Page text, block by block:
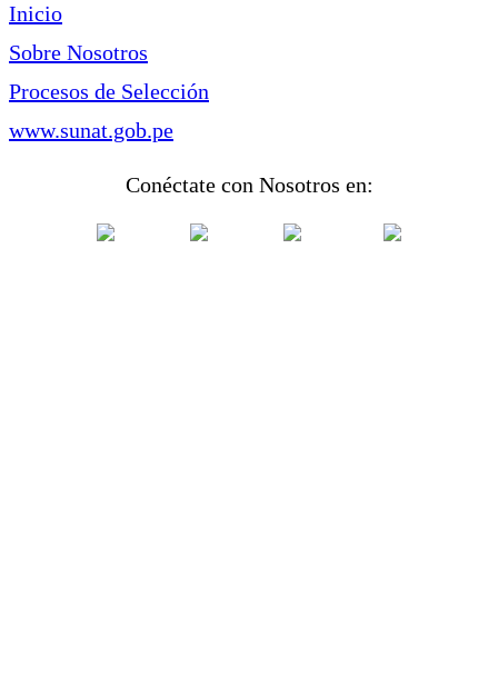
Inicio
Sobre Nosotros
Procesos de Selección
www.sunat.gob.pe
Conéctate con Nosotros en: